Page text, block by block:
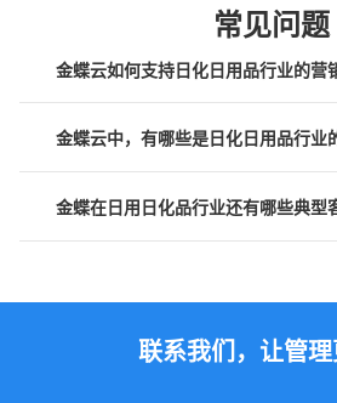
常见问题
金蝶云如何支持日化日用品行业的营
金蝶云中，有哪些是日化日用品行业
金蝶在日用日化品行业还有哪些典型
联系我们，让管